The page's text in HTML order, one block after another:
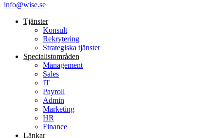
info@wise.se
Tjänster
Konsult
Rekrytering
Strategiska tjänster
Specialist­områden
Management
Sales
IT
Payroll
Admin
Marketing
HR
Finance
Länkar